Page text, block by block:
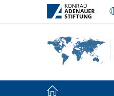
Saut au contenu principal